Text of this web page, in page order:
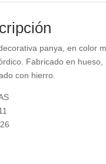
panya, en color
Fabricado en hueso,
con hierro.